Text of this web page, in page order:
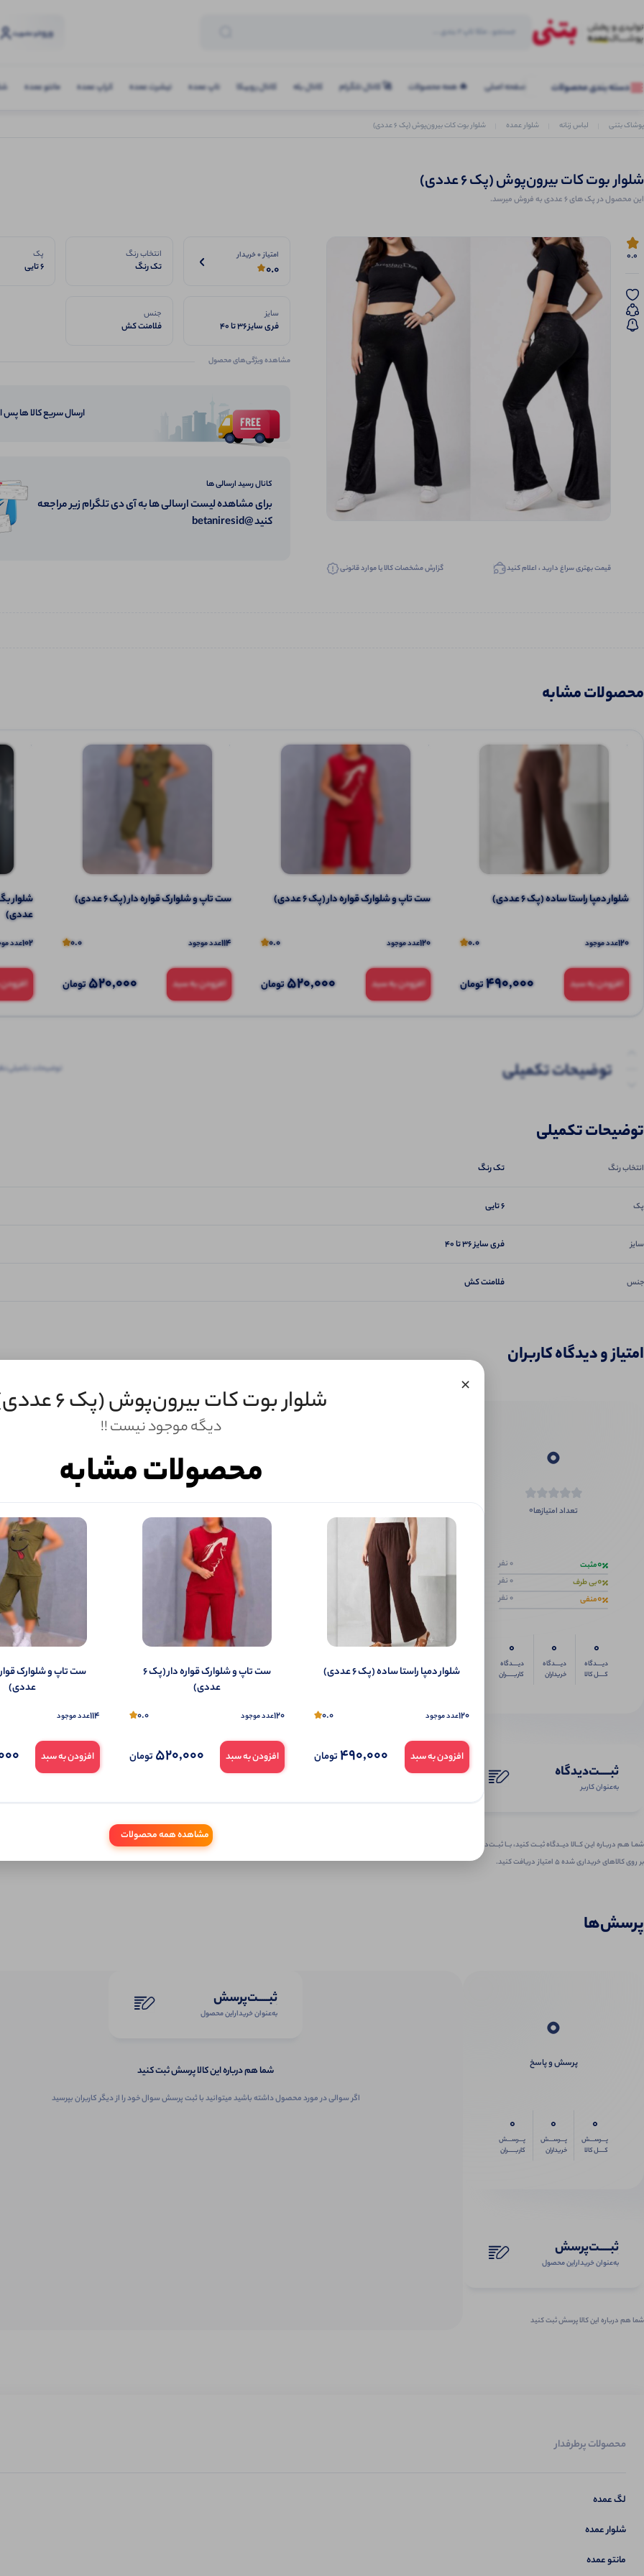
ورودو عضویت
دسته بندی محصولات صفحه اصلی 🔥 همه محصولات 🚀 کانال تلگرام کانال بله کانال روبیکا تاپ عمده تیشرت عمده کراپ عمده مانتو عمده
پوشاک بتنی لباس زنانه شلوار عمده شلوار بوت کات بیرون‌پوش (پک 6 عددی)
شلوار بوت کات بیرون‌پوش (پک 6 عددی)
این محصول در پک های 6 عددی به فروش میرسد.
0.0
قیمت بهتری سراغ دارید ، اعلام کنید گزارش مشخصات کالا یا موارد قانونی
امتیاز 0 خریدار
0.0
انتخاب رنگ
تک رنگ
پک
6 تایی
سایز
فری سایز 36 تا 40
جنس
فلامنت کش
مشاهده ویژگی‌های محصول
ارسال سریع کالا ها
کانال رسید ارسالی ها
برای مشاهده لیست ارسالی ها به آی دی تلگرام زیر مراجعه
کنید @betaniresid
محصولات مشابه
شلوار دمپا راستا ساده (پک 6 عددی)
120عدد موجود 0.0
افزودن به سبد 490,000تومان
ست تاپ و شلوارک قواره دار (پک 6 عددی)
120عدد موجود 0.0
افزودن به سبد 520,000تومان
ست تاپ و شلوارک قواره دار (پک 6 عددی)
114عدد موجود 0.0
افزودن به سبد 520,000تومان
عددی)
102عدد
توضیحات تکمیلی
توضیحات تکمیلی
توضیحات تکمیلی
انتخاب رنگ تک رنگ
پک 6 تایی
سایز فری سایز 36 تا 40
جنس فلامنت کش
امتیاز و دیدگاه کاربران
0
تعداد امتیازها0
0مثبت 0 نفر
0بی طرف 0 نفر
0منفی 0 نفر
0
دیــــدگاه
کــــل کالا
0
دیــــدگاه
خریداران
0
دیــــدگاه
کاربـــــران
ثبـــــت‌دیدگاه
به‌عنوان کاربر
شمـا هـم دربـاره ایـن کــالا دیــدگاه ثبــت کنید، بــا ثبــت‌دیـدگاه
بر روی کالاهای خریداری شده ۵ امتیاز دریافت کنید.
ثبـــــت‌دیدگاه
اگر این محصول را قبلا خریده باشید، دیدگاه شما به عنوان خریدار ثبت خواهد شد. همچنین در صورت
تمایل می‌توانید به صورت ناشناس نیز دیدگاه خود را ثبت کنید.
پرسش‌ها
0
پرسش و پاسخ
0
پـــرســـش
کــــل کالا
0
پـــرســـش
خریداران
0
پـــرســـش
کاربـــــران
ثبـــــت‌پرسش
به‌عنوان ‌خریدار‌این‌ محصول
شما هم درباره این کالا پرسش ثبت کنید
ثبـــــت‌پرسش
به‌عنوان ‌خریدار‌این‌ محصول
شما هم درباره این کالا پرسش ثبت کنید
اگر سوالی در مورد محصول داشته باشید میتوانید با ثبت پرسش سوال خود را از دیگر کاربران بپرسید
محصولات پرطرفدار
لگ عمده
شلوار عمده
مانتو عمده
× شلوار بوت کات بیرون‌پوش (پک 6 عددی)
دیگه موجود نیست !!
محصولات مشابه
شلوار دمپا راستا ساده (پک 6 عددی)
120عدد موجود 0.0
افزودن به سبد 490,000تومان
ست تاپ و شلوارک قواره دار (پک 6
عددی)
120عدد موجود 0.0
افزودن به سبد 520,000 تومان
عددی)
114عدد موجود
افزودن به سبد
مشاهده همه محصولات